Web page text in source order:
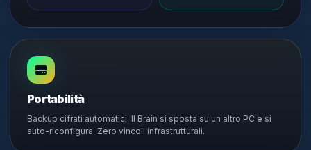
Portabilità
Backup cifrati automatici. Il Brain si sposta su un altro PC e si
auto-riconfigura. Zero vincoli infrastrutturali.